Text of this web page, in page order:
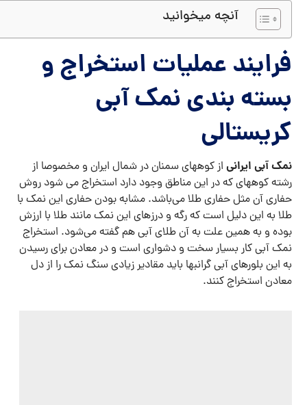
آنچه میخوانید
فرایند عملیات استخراج و
بسته بندی نمک آبی
کریستالی
نمک آبی ایرانی از کوههای سمنان در شمال ایران و مخصوصا از
رشته کوههای که در این مناطق وجود دارد استخراج می شود روش
حفاری آن مثل حفاری طلا می‌باشد. مشابه بودن حفاری این نمک با
طلا به این دلیل است که رگه و درزهای این نمک مانند طلا با ارزش
بوده و به همین علت به آن طلای آبی هم گفته می‌شود. استخراج
نمک آبی کار بسیار سخت و دشواری است و در معادن برای رسیدن
به این بلور‌های آبی گرانبها باید مقادیر زیادی سنگ نمک را از دل
معادن استخراج کنند.